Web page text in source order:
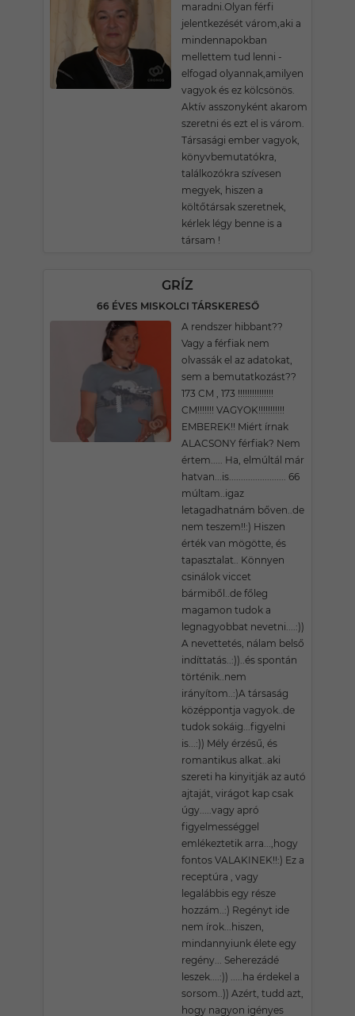
maradni.Olyan férfi
jelentkezését várom,aki a
mindennapokban
mellettem tud lenni -
elfogad olyannak,amilyen
vagyok és ez kölcsönös.
Aktív asszonyként akarom
szeretni és ezt el is várom.
Társasági ember vagyok,
könyvbemutatókra,
találkozókra szívesen
megyek, hiszen a
költőtársak szeretnek,
kérlek légy benne is a
társam !
GRÍZ
66 ÉVES MISKOLCI TÁRSKERESŐ
A rendszer hibbant??
Vagy a férfiak nem
olvassák el az adatokat,
sem a bemutatkozást??
173 CM , 173 !!!!!!!!!!!!!!!
CM!!!!!!! VAGYOK!!!!!!!!!!!
EMBEREK!! Miért írnak
ALACSONY férfiak? Nem
értem..... Ha, elmúltál már
hatvan...is........................ 66
múltam..igaz
letagadhatnám bőven..de
nem teszem!!:) Hiszen
érték van mögötte, és
tapasztalat.. Könnyen
csinálok viccet
bármiből..de főleg
magamon tudok a
legnagyobbat nevetni....:))
A nevettetés, nálam belső
indíttatás..:))..és spontán
történik..nem
irányítom..:)A társaság
középpontja vagyok..de
tudok sokáig...figyelni
is...:)) Mély érzésű, és
romantikus alkat..aki
szereti ha kinyitják az autó
ajtaját, virágot kap csak
úgy.....vagy apró
figyelmességgel
emlékeztetik arra...,hogy
fontos VALAKINEK!!:) Ez a
receptúra , vagy
legalábbis egy része
hozzám..:) Regényt ide
nem írok...hiszen,
mindannyiunk élete egy
regény... Seherezádé
leszek....:)) .....ha érdekel a
sorsom..)) Azért, tudd azt,
hogy nagyon igényes